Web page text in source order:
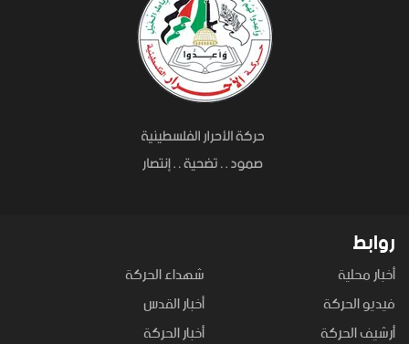
روابط
أخبار محلية
شهداء الحركة
فيديو الحركة
أخبار القدس
أرشيف الحركة
أخبار الحركة